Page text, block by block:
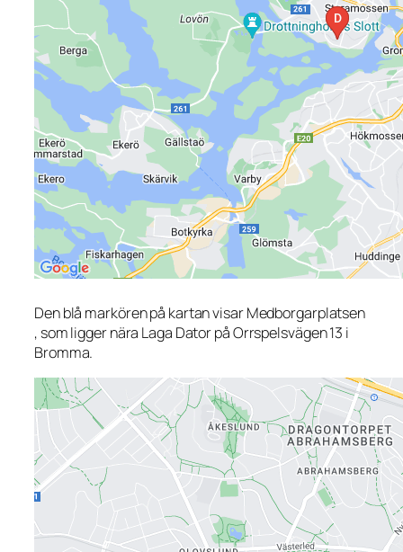
Den blå markören på kartan visar Medborgarplatsen
, som ligger nära Laga Dator på Orrspelsvägen 13 i
Bromma.